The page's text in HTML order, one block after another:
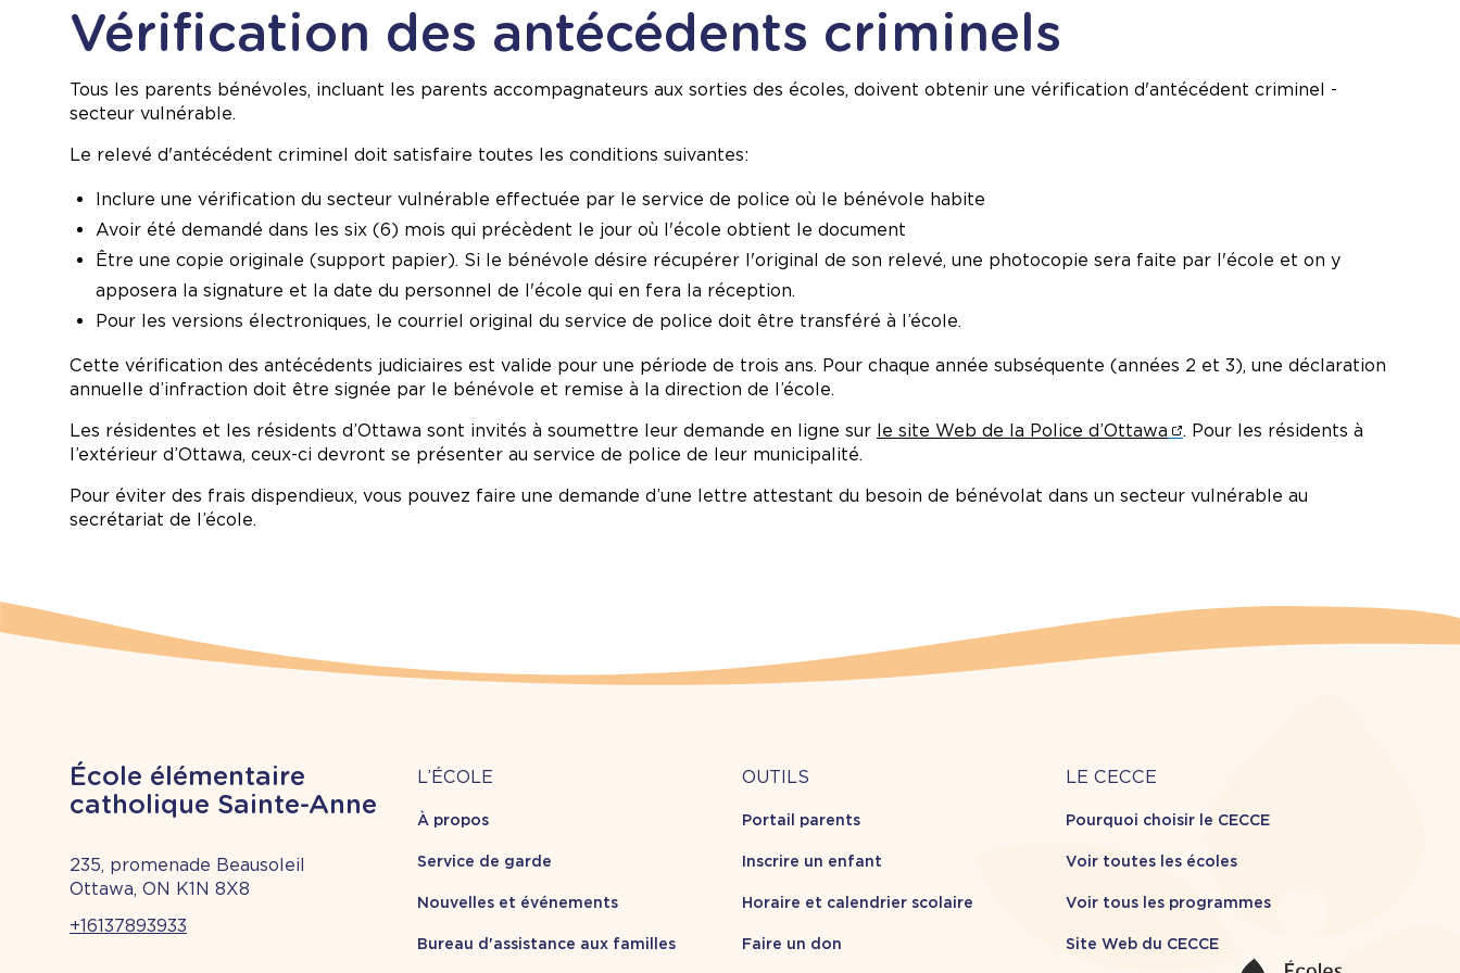
Vérification des antécédents criminels
Tous les parents bénévoles, incluant les parents accompagnateurs aux sorties des écoles, doivent obtenir une vérification d'antécédent criminel -
secteur vulnérable.
Le relevé d'antécédent criminel doit satisfaire toutes les conditions suivantes:
Inclure une vérification du secteur vulnérable effectuée par le service de police où le bénévole habite
Avoir été demandé dans les six (6) mois qui précèdent le jour où l'école obtient le document
Être une copie originale (support papier). Si le bénévole désire récupérer l'original de son relevé, une photocopie sera faite par l'école et on y
apposera la signature et la date du personnel de l'école qui en fera la réception.
Pour les versions électroniques, le courriel original du service de police doit être transféré à l’école.
Cette vérification des antécédents judiciaires est valide pour une période de trois ans. Pour chaque année subséquente (années 2 et 3), une déclaration
annuelle d’infraction doit être signée par le bénévole et remise à la direction de l’école.
Les résidentes et les résidents d’Ottawa sont invités à soumettre leur demande en ligne sur le site Web de la Police d’Ottawa
. Pour les résidents à
l’extérieur d’Ottawa, ceux-ci devront se présenter au service de police de leur municipalité.
Pour éviter des frais dispendieux, vous pouvez faire une demande d’une lettre attestant du besoin de bénévolat dans un secteur vulnérable au
secrétariat de l’école.
École élémentaire
catholique Sainte-Anne
235, promenade Beausoleil
Ottawa, ON K1N 8X8
+16137893933
À
propos
L’ÉCOLE
À propos
Service de garde
Nouvelles et événements
Bureau d'assistance aux familles
Outils
OUTILS
Portail parents
Inscrire un enfant
Horaire et calendrier scolaire
Faire un don
Carrière
LE CECCE
Pourquoi choisir le CECCE
Voir toutes les écoles
Voir tous les programmes
Site Web du CECCE